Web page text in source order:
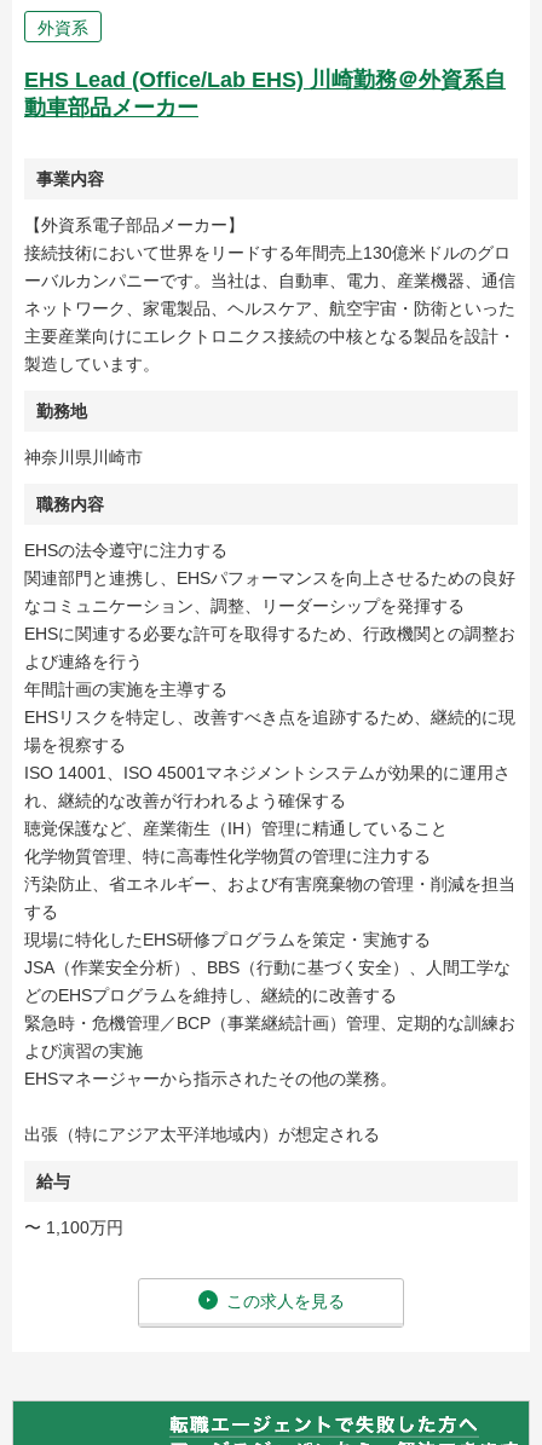
外資系
EHS Lead (Office/Lab EHS) 川崎勤務＠外資系自
動車部品メーカー
事業内容
【外資系電子部品メーカー】
接続技術において世界をリードする年間売上130億米ドルのグロ
ーバルカンパニーです。当社は、自動車、電力、産業機器、通信
ネットワーク、家電製品、ヘルスケア、航空宇宙・防衛といった
主要産業向けにエレクトロニクス接続の中核となる製品を設計・
製造しています。
勤務地
神奈川県川崎市
職務内容
EHSの法令遵守に注力する
関連部門と連携し、EHSパフォーマンスを向上させるための良好
なコミュニケーション、調整、リーダーシップを発揮する
EHSに関連する必要な許可を取得するため、行政機関との調整お
よび連絡を行う
年間計画の実施を主導する
EHSリスクを特定し、改善すべき点を追跡するため、継続的に現
場を視察する
ISO 14001、ISO 45001マネジメントシステムが効果的に運用さ
れ、継続的な改善が行われるよう確保する
聴覚保護など、産業衛生（IH）管理に精通していること
化学物質管理、特に高毒性化学物質の管理に注力する
汚染防止、省エネルギー、および有害廃棄物の管理・削減を担当
する
現場に特化したEHS研修プログラムを策定・実施する
JSA（作業安全分析）、BBS（行動に基づく安全）、人間工学な
どのEHSプログラムを維持し、継続的に改善する
緊急時・危機管理／BCP（事業継続計画）管理、定期的な訓練お
よび演習の実施
EHSマネージャーから指示されたその他の業務。
出張（特にアジア太平洋地域内）が想定される
給与
〜 1,100万円
この求人を見る